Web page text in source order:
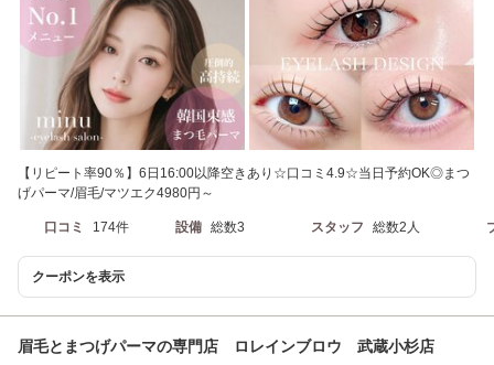
【リピート率90％】6日16:00以降空きあり☆口コミ4.9☆当日予約OK◎まつ
げパーマ/眉毛/マツエク4980円～
口コミ 174件 設備 総数3 スタッフ 総数2人
クーポンを表示
眉毛とまつげパーマの専門店 ロレインブロウ 武蔵小杉店